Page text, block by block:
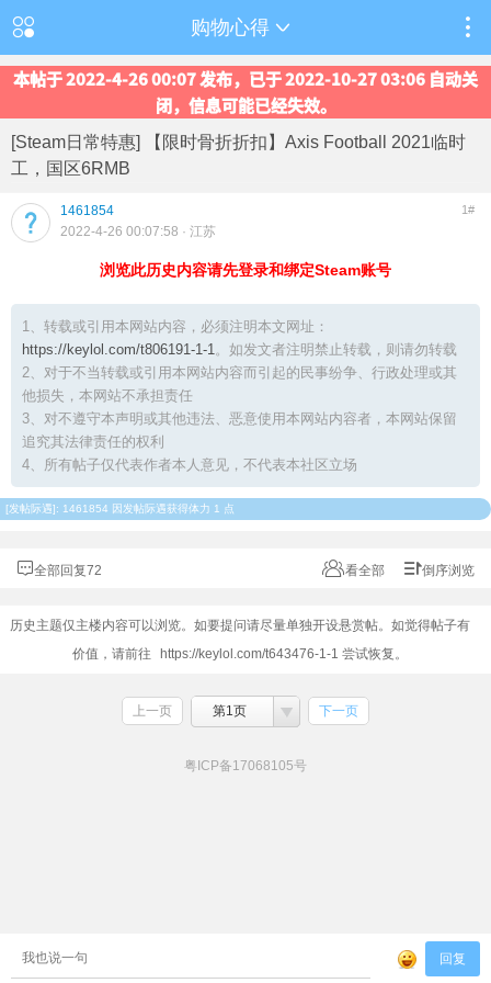
购物心得
本帖于 2022-4-26 00:07 发布，已于 2022-10-27 03:06 自动关
闭，信息可能已经失效。
[Steam日常特惠] 【限时骨折折扣】Axis Football 2021临时
工，国区6RMB
1461854 1#
2022-4-26 00:07:58 · 江苏
浏览此历史内容请先登录和绑定Steam账号
1、转载或引用本网站内容，必须注明本文网址：
https://keylol.com/t806191-1-1。如发文者注明禁止转载，则请勿转载
2、对于不当转载或引用本网站内容而引起的民事纷争、行政处理或其
他损失，本网站不承担责任
3、对不遵守本声明或其他违法、恶意使用本网站内容者，本网站保留
追究其法律责任的权利
4、所有帖子仅代表作者本人意见，不代表本社区立场
[发帖际遇]: 1461854 因发帖际遇获得体力 1 点
全部回复72 看全部 倒序浏览
历史主题仅主楼内容可以浏览。如要提问请尽量单独开设悬赏帖。如觉得帖子有
价值，请前往
https://keylol.com/t643476-1-1 尝试恢复。
上一页 第1页 下一页
粤ICP备17068105号